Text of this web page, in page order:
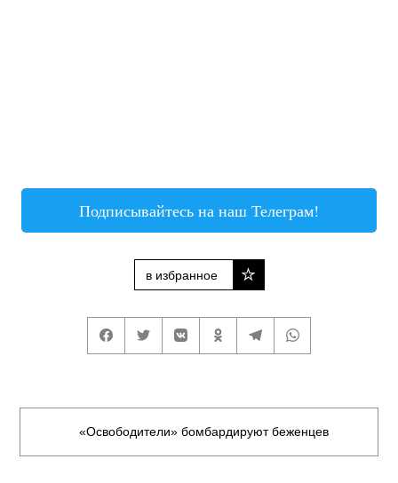
Подписывайтесь на наш Телеграм!
в избранное
«Освободители» бомбардируют беженцев